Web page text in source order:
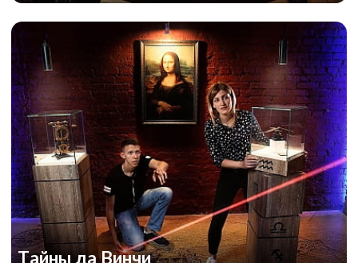
Тайны да Винчи